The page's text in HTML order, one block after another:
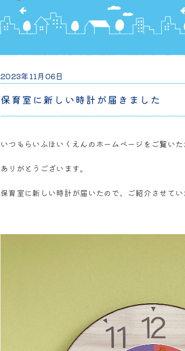
2023年11月06日
保育室に新しい時計が届きました
いつもらいふほいくえんのホームページをご覧いた
ありがとうございます。
保育室に新しい時計が届いたので、ご紹介させて